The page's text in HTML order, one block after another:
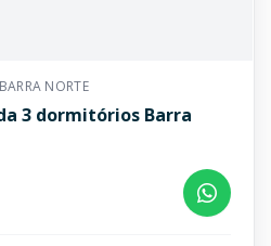
NORTE
3 dormitórios Barra